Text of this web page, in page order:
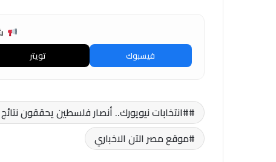
فيسبوك تويتر
#انتخابات نيويورك.. أنصار فلسطين يحققون
موقع مصر الآن الاخباري